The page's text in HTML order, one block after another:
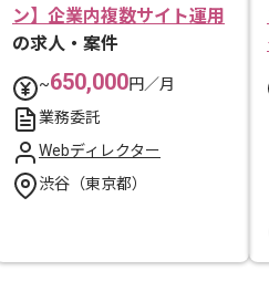
ン】企業内複数サイト運用
の求人・案件
~650,000円／月
業務委託
Webディレクター
渋谷（東京都）